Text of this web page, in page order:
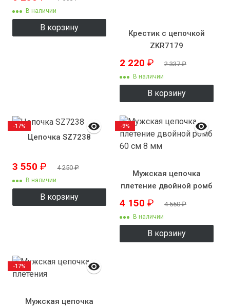
В наличии
В корзину
Крестик с цепочкой
ZKR7179
2 220 ₽ 2 337₽
В наличии
В корзину
Цепочка SZ7238
3 550 ₽ 4 250₽
В наличии
В корзину
-17%
Мужская цепочка
плетение двойной ромб
60 см 8 мм
4 150 ₽ 4 550₽
В наличии
В корзину
-9%
Мужская цепочка
-17%